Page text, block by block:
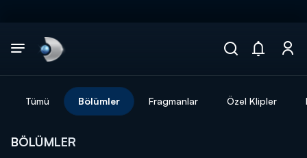
DİĞER SONUÇLAR
Tümü Bölümler Fragmanlar Özel Klipler
BÖLÜMLER